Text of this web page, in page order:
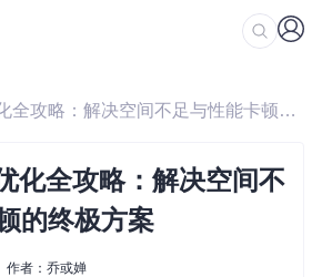
/ Win11系统优化全攻略：解决空间不足与性能卡顿的终极方案
化全攻略：解决空间不
的终极方案
作者：乔或婵